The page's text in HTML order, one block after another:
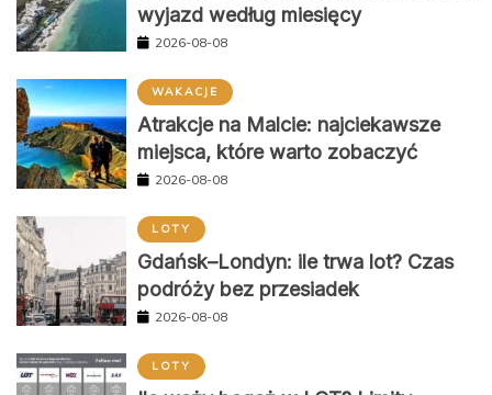
wyjazd według miesięcy
2026-08-08
WAKACJE
Atrakcje na Malcie: najciekawsze
miejsca, które warto zobaczyć
2026-08-08
LOTY
Gdańsk–Londyn: ile trwa lot? Czas
podróży bez przesiadek
2026-08-08
LOTY